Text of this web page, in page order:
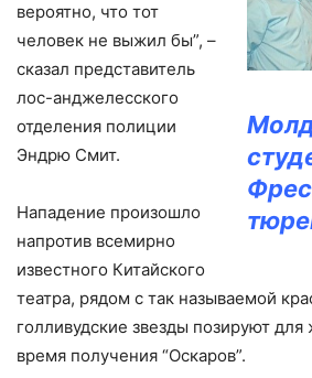
вероятно, что тот
человек не выжил бы”, –
сказал представитель
лос-анджелесского
отделения полиции
Эндрю Смит.
Нападение произошло
напротив всемирно
известного Китайского
театра, рядом с так называемой
голливудские звезды позируют для
время получения “Оскаров”.